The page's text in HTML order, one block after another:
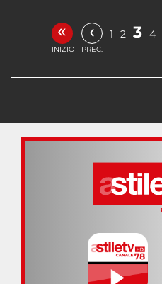
«
INIZIO
‹
PREC.
1 2 3 4